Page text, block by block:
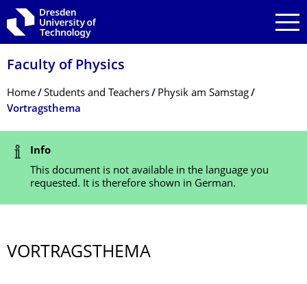
Skip to main navigation
Skip to search
Skip to content
Faculty of Physics
Breadcrumb Menu
Home Students and Teachers
Physik am Samstag
Vortragsthema
Status Message
Info
This document is not available in the language you
requested. It is therefore shown in German.
VORTRAGSTHEMA